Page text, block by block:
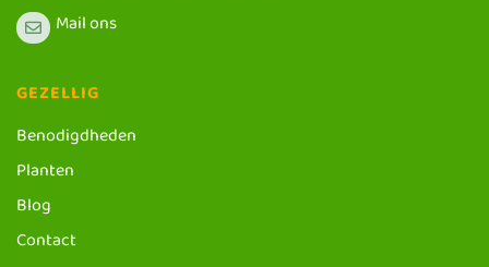
Mail ons
GEZELLIG
Benodigdheden
Planten
Blog
Contact